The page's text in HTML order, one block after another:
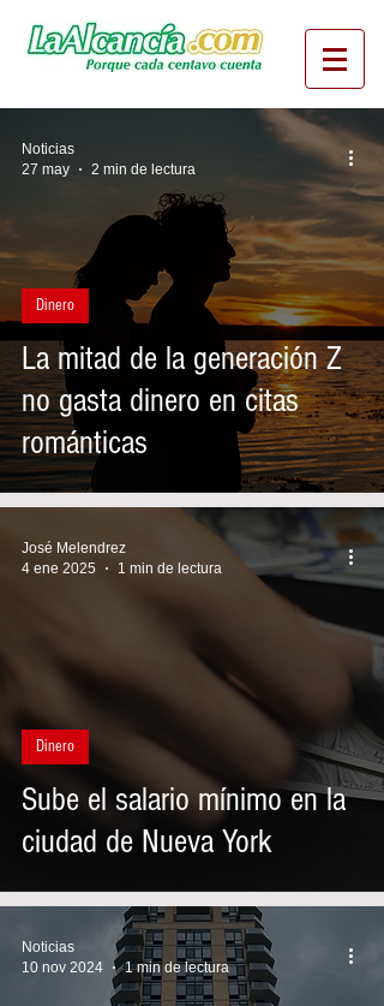
La mitad de la generación Z
no gasta dinero en citas
románticas
Dinero
Noticias
27 may
2 min de lectura
Sube el salario mínimo en la
ciudad de Nueva York
Dinero
José Melendrez
4 ene 2025
1 min de lectura
Noticias
10 nov 2024
1 min de lectura